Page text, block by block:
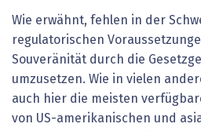
Wie erwähnt, fehlen in der
regulatorischen
Souveränität durch die
umzusetzen. Wie in vielen
auch hier die meisten
von US-amerikanischen und